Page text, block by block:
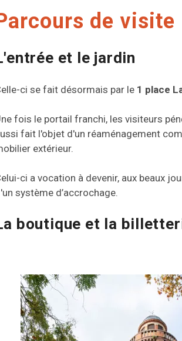
de visite
et le jardin
ci se fait désormais par le 1 place
fois le portail franchi, les visiteurs
fait l'objet d'un réaménagement
extérieur.
ci a vocation à devenir, aux beaux
système d’accrochage.
boutique et la